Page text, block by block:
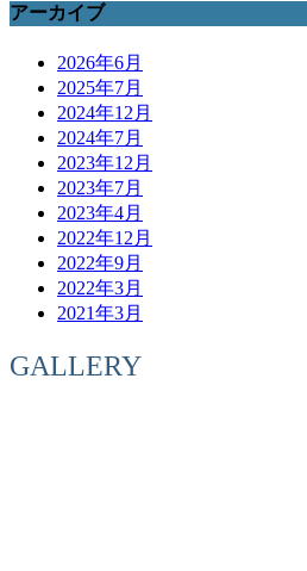
アーカイブ
2026年6月
2025年7月
2024年12月
2024年7月
2023年12月
2023年7月
2023年4月
2022年12月
2022年9月
2022年3月
2021年3月
GALLERY